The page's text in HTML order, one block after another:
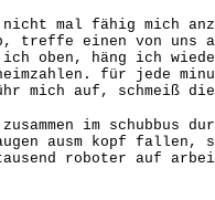
mal fähig mich
treffe einen von uns
ich oben, häng ich
für jede
mich auf, schmeiß
im schubbus
ausm kopf fallen,
roboter auf